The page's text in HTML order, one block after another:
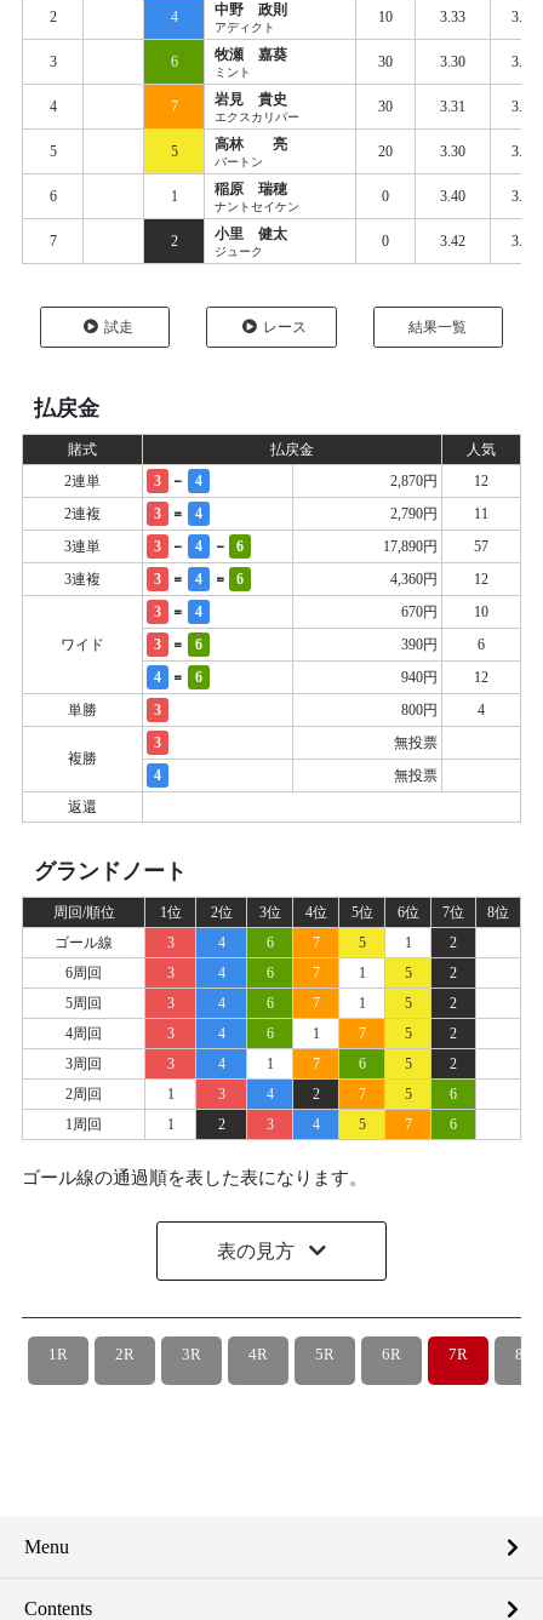
2 4 中野 政則
アディクト
10 3.33 3.412
3 6 牧瀬 嘉葵
ミント
30 3.30 3.390
4 7 岩見 貴史
エクスカリパー
30 3.31 3.399
5 5 高林 亮
バートン
20 3.30 3.426
6 1 稲原 瑞穂
ナントセイケン
0 3.40 3.455
7 2 小里 健太
ジューク
0 3.42 3.481
試走 レース 結果一覧
払戻金
賭式 払戻金
人気
2連単
3 - 4 2,870円
12
2連複
3 = 4 2,790円
11
3連単
3 - 4 - 6 17,890円
57
3連複
3 = 4 = 6 4,360円 12
ワイド
3 = 4 670円
10
3
= 6 390円
6
4
= 6 940円
12
単勝
3 800円 4
複勝
3
無投票
4
無投票
返還
グランドノート
周回/順位 1位 2位 3位 4位 5位 6位 7位
8位
ゴール線
3 4 6 7 5 1
2
6周回
3 4 6 7 1 5
2
5周回
3 4 6 7 1 5
2
4周回
3 4 6 1 7 5
2
3周回
3 4 1 7 6 5
2
2周回
1 3 4 2 7 5
6
1周回
1 2 3 4 5 7 6
ゴール線の通過順を表した表になります。
表の見方
1R 2R 3R 4R 5R 6R 7R 8R
Menu
Contents